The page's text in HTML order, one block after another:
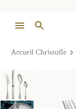
Accueil Christofle